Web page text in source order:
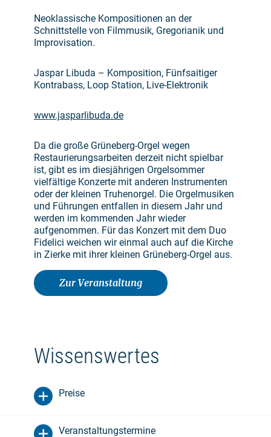
Neoklassische Kompositionen an der
Schnittstelle von Filmmusik, Gregorianik und
Improvisation.
Jaspar Libuda – Komposition, Fünfsaitiger
Kontrabass, Loop Station, Live-Elektronik
www.jasparlibuda.de
Da die große Grüneberg-Orgel wegen
Restaurierungsarbeiten derzeit nicht spielbar
ist, gibt es im diesjährigen Orgelsommer
vielfältige Konzerte mit anderen Instrumenten
oder der kleinen Truhenorgel. Die Orgelmusiken
und Führungen entfallen in diesem Jahr und
werden im kommenden Jahr wieder
aufgenommen. Für das Konzert mit dem Duo
Fidelici weichen wir einmal auch auf die Kirche
in Zierke mit ihrer kleinen Grüneberg-Orgel aus.
Zur Veranstaltung
Wissenswertes
Preise
Veranstaltungstermine